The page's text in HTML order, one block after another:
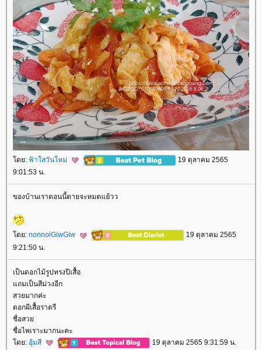
ดย: ฟ้าใสวันใหม่
19 ตุลาคม 2565
9:01:53 น.
ของบ้านเราตอนนี้ตายจะหมดแย้วว
ดย: nonnoiGiwGiw
19 ตุลาคม 2565
9:21:50 น.
เป็นดอกไม้รูปทรงปีเสื้อ
ถมเป็นสีม่วงอีก
สวยมากค่ะ
ดอกผีเสื้อราตรี
ชื่อสว
ชื่อไพเราะมากนะคะ
ดย: อุ้มสี 19 ตุลาคม 2565 9:31:59 น.